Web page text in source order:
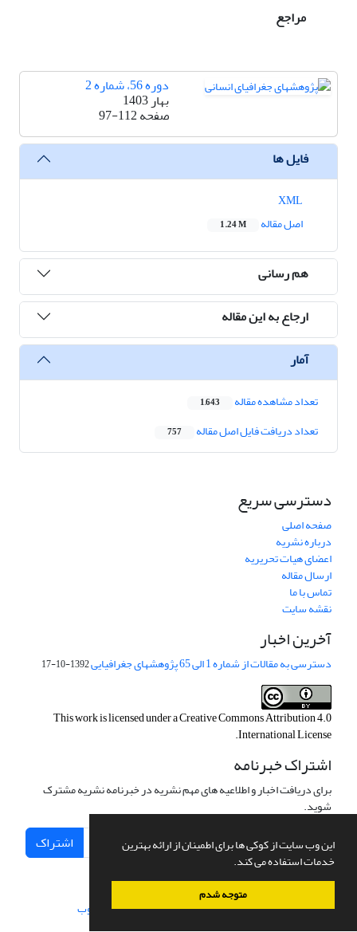
این وب سایت از کوکی ها برای اطمینان از ارائه بهترین
خدمات استفاده می کند.
متوجه شدم
مراجع
دوره 56، شماره 2
بهار 1403
صفحه97-112
فایل ها
اصل مقاله
1.24 M
هم رسانی
ارجاع به این مقاله
آمار
تعداد مشاهده مقاله 1,643
تعداد دریافت فایل اصل مقاله 757
دسترسی سریع
صفحه اصلی
درباره نشریه
اعضای هیات تحریریه
ارسال مقاله
تماس با ما
نقشه سایت
آخرین اخبار
دسترسی به مقالات از شماره 1 الی 65 پژوهشهای جغرافیایی 1392-10-17
This work is licensed under aCreative Commons Attribution 4.0
International License
.
اشتراک خبرنامه
برای دریافت اخبار و اطلاعیه های مهم نشریه در خبرنامه نشریه مشترک
شوید.
اشتراک
سامانه مدیریت نشریات علمی.طراحی و پیاده سازی از سیناوب